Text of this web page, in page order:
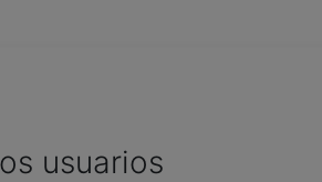
usuarios